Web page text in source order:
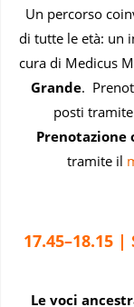
Un percorso
di tutte le età: un
cura di Medicus
Grande.
posti
Prenotazione
tramite il
17.45–18.15 |
Le voci